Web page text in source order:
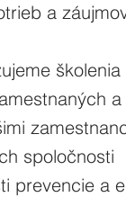
a
spoločnosti
prevencie a